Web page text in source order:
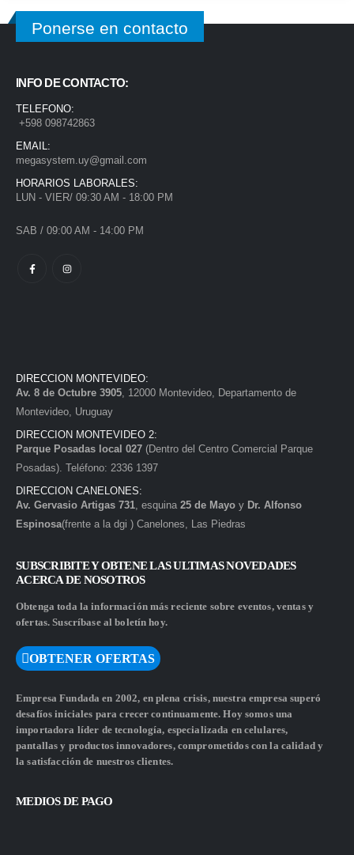
Ponerse en contacto
INFO DE CONTACTO:
TELEFONO:
+598 098742863
EMAIL:
megasystem.uy@gmail.com
HORARIOS LABORALES:
LUN - VIER/ 09:30 AM - 18:00 PM
SAB / 09:00 AM - 14:00 PM
DIRECCION MONTEVIDEO:
Av. 8 de Octubre 3905, 12000 Montevideo, Departamento de
Montevideo, Uruguay
DIRECCION MONTEVIDEO 2:
Parque Posadas local 027 (Dentro del Centro Comercial Parque
Posadas). Teléfono: 2336 1397
DIRECCION CANELONES:
Av. Gervasio Artigas 731, esquina 25 de Mayo y Dr. Alfonso
Espinosa(frente a la dgi ) Canelones, Las Piedras
SUBSCRIBITE Y OBTENE LAS ULTIMAS NOVEDADES
ACERCA DE NOSOTROS
Obtenga toda la información más reciente sobre eventos, ventas y
ofertas. Suscríbase al boletín hoy.
OBTENER OFERTAS
Empresa Fundada en 2002, en plena crisis, nuestra empresa superó
desafíos iniciales para crecer continuamente. Hoy somos una
importadora líder de tecnología, especializada en celulares,
pantallas y productos innovadores, comprometidos con la calidad y
la satisfacción de nuestros clientes.
MEDIOS DE PAGO